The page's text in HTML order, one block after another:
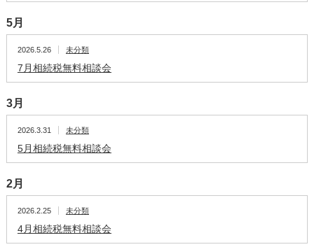
5月
2026.5.26 未分類
7月相続税無料相談会
3月
2026.3.31 未分類
5月相続税無料相談会
2月
2026.2.25 未分類
4月相続税無料相談会